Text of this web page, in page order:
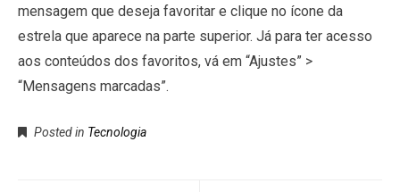
mensagem que deseja favoritar e clique no ícone da
estrela que aparece na parte superior. Já para ter acesso
aos conteúdos dos favoritos, vá em “Ajustes” >
“Mensagens marcadas”.
Posted in Tecnologia